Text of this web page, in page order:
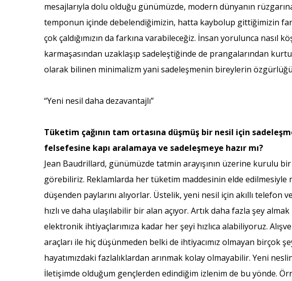
mesajlarıyla dolu olduğu günümüzde, modern dünyanın
temponun içinde debelendiğimizin, hatta kaybolup gittiğimizin
çok çaldığımızın da farkına varabileceğiz. İnsan yorulunca
karmaşasından uzaklaşıp sadeleştiğinde de prangalarından
olarak bilinen minimalizm yani sadeleşmenin bireylerin
“Yeni nesil daha dezavantajlı”
Tüketim çağının tam ortasına düşmüş bir nesil için
felsefesine kapı aralamaya ve sadeleşmeye hazır mı?
Jean Baudrillard, günümüzde tatmin arayışının üzerine kurulu
görebiliriz. Reklamlarda her tüketim maddesinin elde edilmesiyle
düşenden paylarını alıyorlar. Üstelik, yeni nesil için akıllı
hızlı ve daha ulaşılabilir bir alan açıyor. Artık daha fazla şey
elektronik ihtiyaçlarımıza kadar her şeyi hızlıca alabiliyoruz.
araçları ile hiç düşünmeden belki de ihtiyacımız olmayan birçok
hayatımızdaki fazlalıklardan arınmak kolay olmayabilir. Yeni
İletişimde olduğum gençlerden edindiğim izlenim de bu yönde.